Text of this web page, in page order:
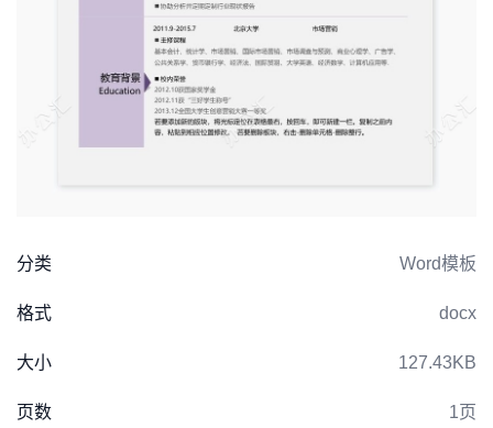
分类 Word模板
格式 docx
大小 127.43KB
页数 1页